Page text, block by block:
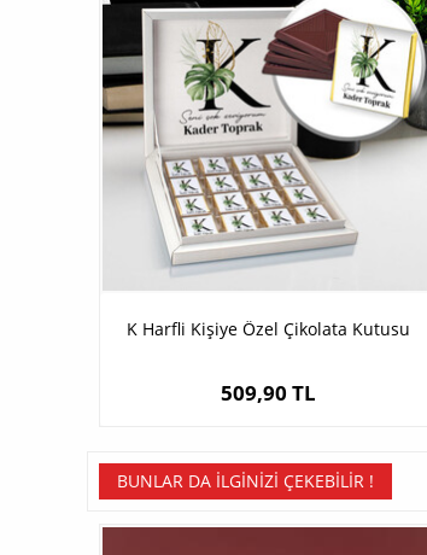
K Harfli Kişiye Özel Çikolata Kutusu
509,90 TL
BUNLAR DA İLGINIZI ÇEKEBILIR !